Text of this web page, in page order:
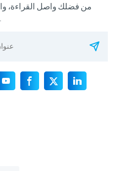
من فضلك واصل القراءة،
ونرحب بك لتخبرنا برأيك.